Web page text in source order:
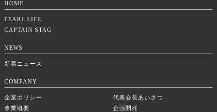
HOME
PEARL LIFE
CAPTAIN STAG
NEWS
新着ニュース
COMPANY
企業ポリシー
代表会長あいさつ
事業概要
企画開発